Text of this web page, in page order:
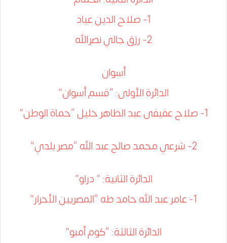
1- صلاح الدين عياد
2- رزق جالي نصرالله
أسوان
الدائرة الأولى: “قسم أسوان”
1- صلاح عفيفى عبد الظاهر خليل “حماة الوطن”
2- شرعي محمد صالح عبد الله “مصر بلدي”
الدائرة الثانية: ” دراو”
1- عامر عبد الله حامد طه “المصريين الأحرار”
الدائرة الثالثة: “كوم أمبو”